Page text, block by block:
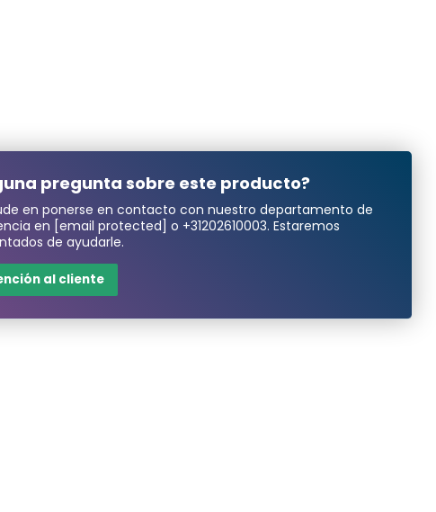
pregunta sobre este producto?
en ponerse en contacto con nuestro departamento de
en [email protected] o +31202610003. Estaremos
de ayudarle.
al cliente